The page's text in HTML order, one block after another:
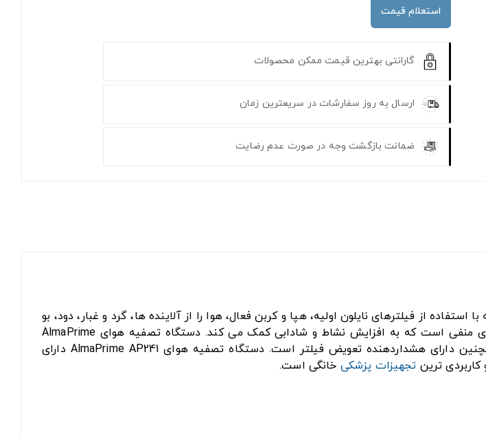
استعلام قیمت
گارانتی بهترین قیمت ممکن محصولات
ارسال به روز سفارشات در سریعترین زمان
ضمانت بازگشت وجه در صورت عدم رضایت
استفاده از فیلترهای نایلون اولیه، هپا و کربن فعال، هوا را از آلاینده ها، گرد و غبار، دود، بو
و باکتری ها پاک می کند. این دستگاه همچنین دارای سیستم تولید کننده یون های منفی است که به افزایش نشاط و شادابی کمک می کند. دستگاه تصفیه هوای AlmaPrime
AP241 کم مصرف است و می تواند تا 10 متر مربع را پوشش دهد. این دستگاه همچنین دارای هشداردهنده تعویض فیلتر است. دستگاه تصفیه هوای AlmaPrime AP241 دارای
تجهیزات پزشکی خانگی است.